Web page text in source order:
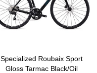
Specialized Roubaix Sport
Gloss Tarmac Black/Oil